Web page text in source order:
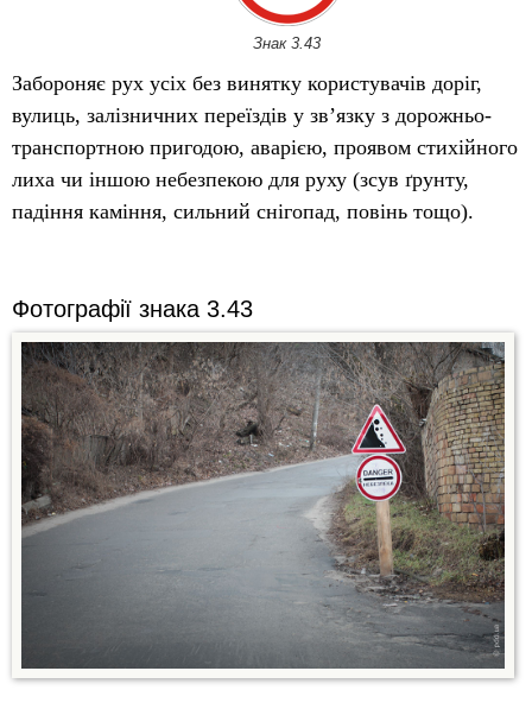
Знак 3.43
Забороняє рух усіх без винятку користувачів доріг,
вулиць, залізничних переїздів у зв’язку з дорожньо-
транспортною пригодою, аварією, проявом стихійного
лиха чи іншою небезпекою для руху (зсув ґрунту,
падіння каміння, сильний снігопад, повінь тощо).
Фотографії знака 3.43